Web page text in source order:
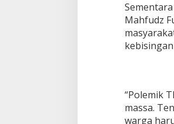
Mahfudz
“Polemik
massa.
warga